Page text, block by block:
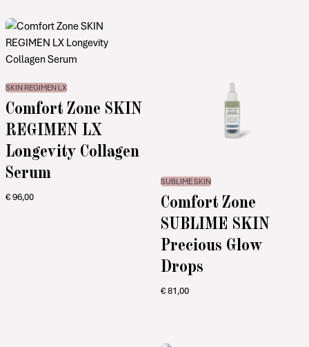
SKIN REGIMEN LX
Comfort Zone SKIN
REGIMEN LX
Longevity Collagen
Serum
€96,00
SUBLIME SKIN
Comfort Zone
SUBLIME SKIN
Precious Glow
Drops
€81,00